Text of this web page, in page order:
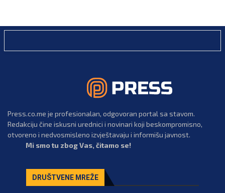
Press.co.me je profesionalan, odgovoran portal sa stavom.
Redakciju čine iskusni urednici i novinari koji beskompromisno,
otvoreno i nedvosmisleno izvještavaju i informišu javnost.
Mi smo tu zbog Vas, čitamo se!
DRUŠTVENE MREŽE